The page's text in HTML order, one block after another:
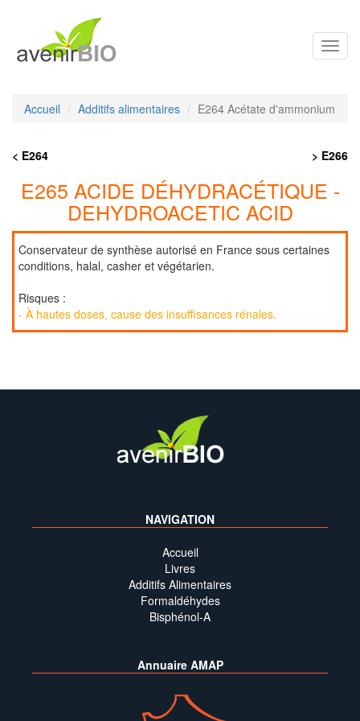
Accueil Additifs alimentaires E264 Acétate d'ammonium
< E264 > E266
E265 ACIDE DÉHYDRACÉTIQUE -
DEHYDROACETIC ACID
Conservateur de synthèse autorisé en France sous certaines
conditions, halal, casher et végétarien.
Risques :
- À hautes doses, cause des insuffisances rénales.
NAVIGATION
Accueil
Livres
Additifs Alimentaires
Formaldéhydes
Bisphénol-A
Annuaire AMAP